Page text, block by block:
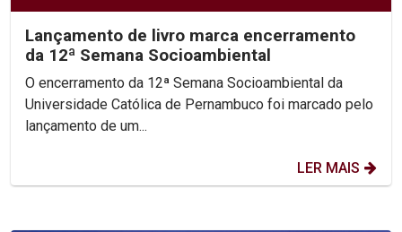
Lançamento de livro marca encerramento
da 12ª Semana Socioambiental
O encerramento da 12ª Semana Socioambiental da
Universidade Católica de Pernambuco foi marcado pelo
lançamento de um...
LER MAIS